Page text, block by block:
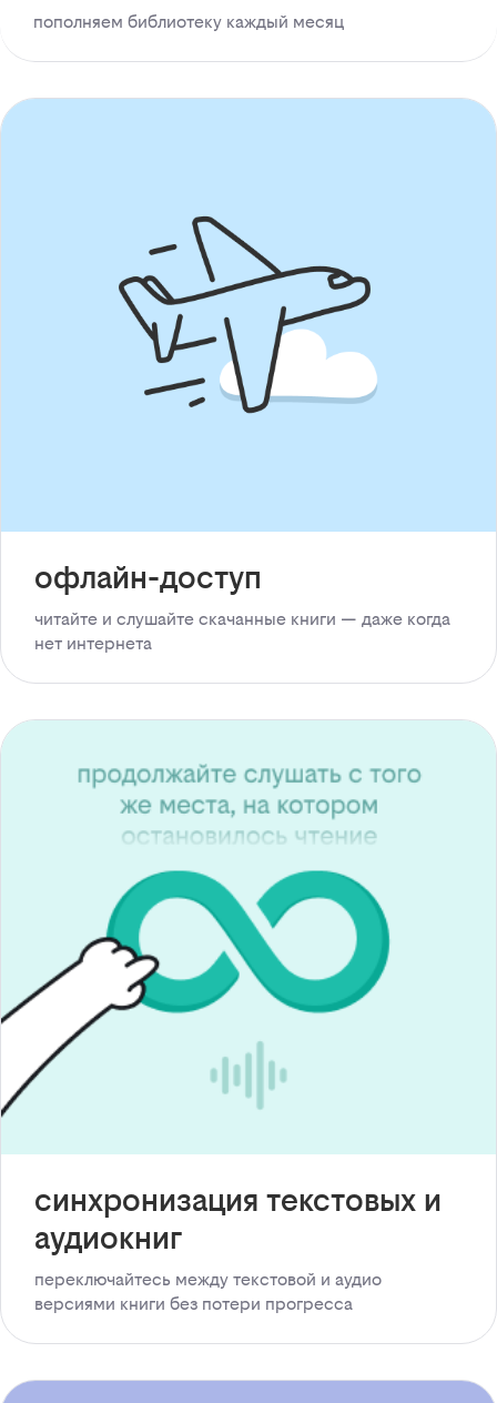
пополняем библиотеку каждый месяц
офлайн-доступ
читайте и слушайте скачанные книги — даже когда
нет интернета
синхронизация текстовых и
аудиокниг
переключайтесь между текстовой и аудио
версиями книги без потери прогресса